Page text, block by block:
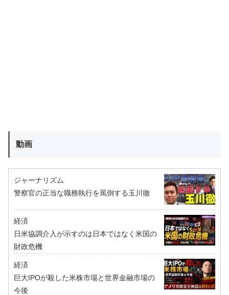
動画
ジャーナリズム
警察官の正当な職務執行を罵倒する玉川徹
経済
日米協調介入が示すのは日本ではなく米国の
財政危機
経済
巨大IPOが殺した米株市場と世界金融市場の
今後